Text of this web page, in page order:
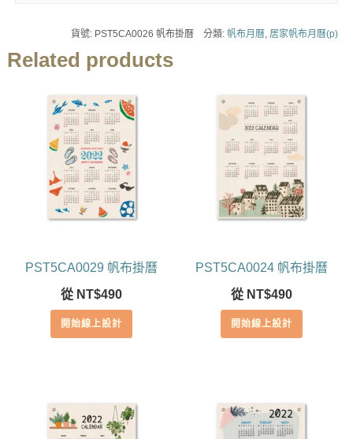
貨號: PST5CA0026 帆布掛曆 分類:帆布月曆 居家帆布月曆(p)
Related products
PST5CA0029 帆布掛曆
從 NT$490
開始線上設計
PST5CA0024 帆布掛曆
從 NT$490
開始線上設計